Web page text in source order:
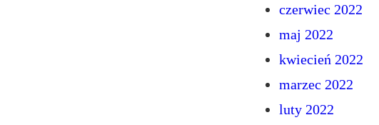
czerwiec 2022
maj 2022
kwiecień 2022
marzec 2022
luty 2022